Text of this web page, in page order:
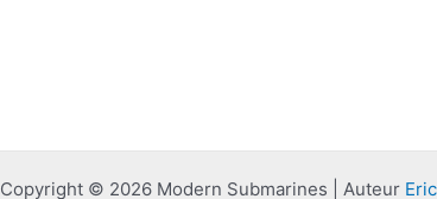
Copyright © 2026 Modern Submarines | Auteur